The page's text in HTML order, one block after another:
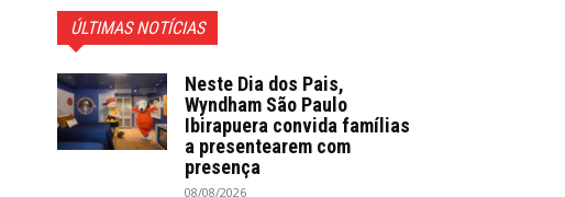
ÚLTIMAS NOTÍCIAS
Neste Dia dos Pais,
Wyndham São Paulo
Ibirapuera convida famílias
a presentearem com
presença
08/08/2026